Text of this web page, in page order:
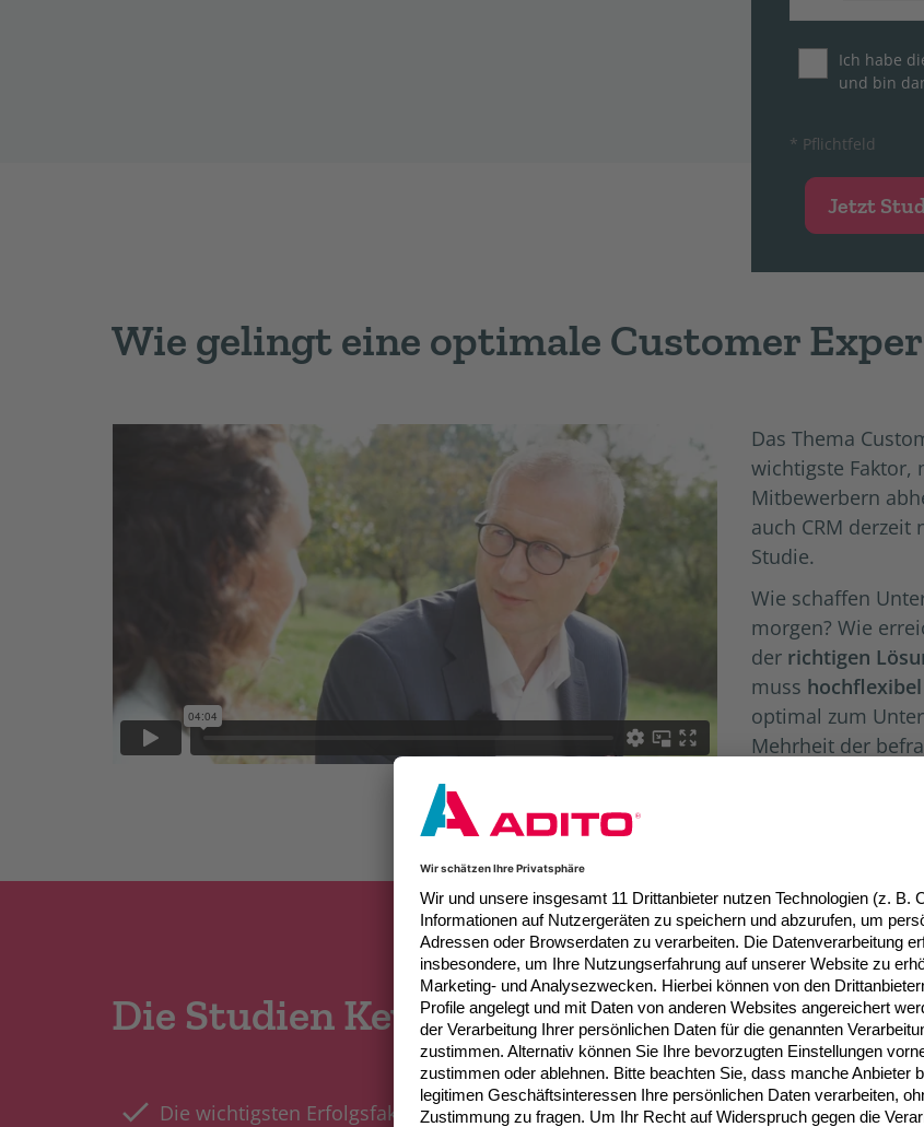
Ich habe
und bin
* Pflichtfeld
Jetzt
Wie gelingt eine optimale Customer
Das Thema
wichtigste Faktor,
Mitbewerbern
auch CRM derzeit
Studie.
Wie schaffen
morgen? Wie
der richtigen
muss
optimal zum
Mehrheit der
Die Studien Key-Findings liefern Ihnen:
Die wichtigsten Erfolgsfaktoren für CRM-Projekte